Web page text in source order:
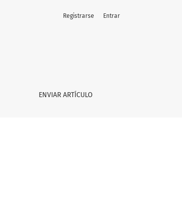
ENVIAR ARTÍCULO
Registrarse Entrar